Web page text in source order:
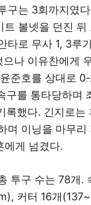
구는 3회까지였
트 볼넷을 던진 뒤
타로 무사 1, 3루
나 이유찬에게
준호를 상대로
구를 통타당하며
록했다. 긴지로는
며 이닝을 마무리
에게 넘겼다.
투구 수는 78개.
커터 16개